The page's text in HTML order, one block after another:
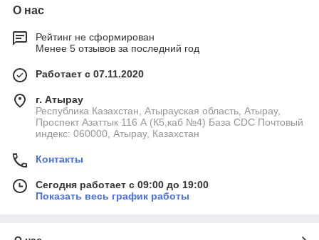
О нас
Рейтинг не сформирован
Менее 5 отзывов за последний год
Работает с 07.11.2020
г. Атырау
Республика Казахстан, Атырауская область, Атырау,
Проспект Азаттык 116 А (К5,каб №4) База CDC Почтовый
индекс: 060000, Атырау, Казахстан
Контакты
Сегодня работает с 09:00 до 19:00
Показать весь график работы